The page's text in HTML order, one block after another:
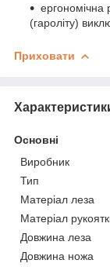
ергономічна
(гароліту)
Приховати
Основні
Виробник
Тип
Матеріал леза
Матеріал
Довжина леза
Довжина ножа